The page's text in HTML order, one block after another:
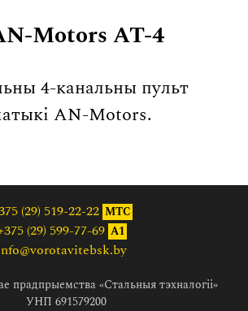
Motors AT-4
4-канальны пульт
AN-Motors.
(29) 519-22-22 МТС
(29) 599-77-69 A1
прадпрыемства «Стальныя тэхналогіі»
УНП 691579200